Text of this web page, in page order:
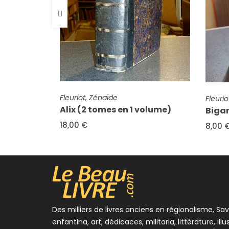
FICHE COMPLÈTE
Fleuriot, Zénaïde
Alix (2 tomes en 1 volume)
FICHE COMPLÈTE
Fleuriot, Mlle
Bigarette
Des milliers de livres anciens en régionalisme,
enfantina, art, dédicaces, militaria, littérature,